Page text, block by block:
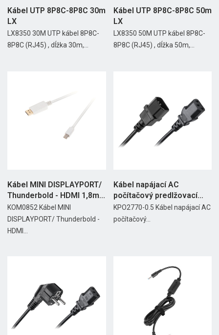
Kábel UTP 8P8C-8P8C 30m
LX
LX8350 30M UTP kábel 8P8C-
8P8C (RJ45) , dĺžka 30m,...
Kábel UTP 8P8C-8P8C 50m
LX
LX8350 50M UTP kábel 8P8C-
8P8C (RJ45) , dĺžka 50m,...
Kábel MINI DISPLAYPORT/
Thunderbold - HDMI 1,8m...
KOM0852 Kábel MINI
DISPLAYPORT/ Thunderbold -
HDMI...
Kábel napájací AC
počítačový predlžovací
0,5m
KPO2770-0.5 Kábel napájací AC
počítačový...